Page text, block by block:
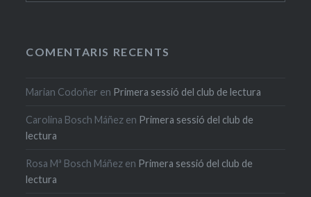
COMENTARIS RECENTS
Marian Codoñer en Primera sessió del club de lectura
Carolina Bosch Máñez en Primera sessió del club de
lectura
Rosa Mª Bosch Máñez en Primera sessió del club de
lectura